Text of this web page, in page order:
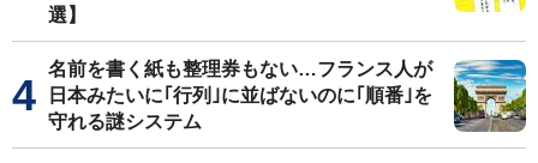
選】
名前を書く紙も整理券もない…フランス人が
日本みたいに｢行列｣に並ばないのに｢順番｣を
守れる謎システム